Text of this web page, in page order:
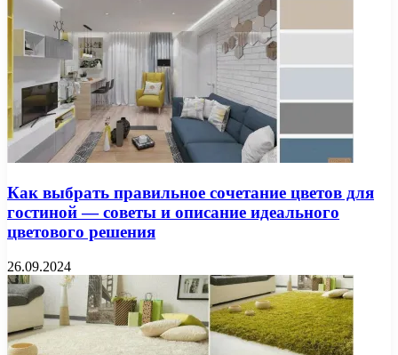
Как выбрать правильное сочетание цветов для
гостиной — советы и описание идеального
цветового решения
26.09.2024